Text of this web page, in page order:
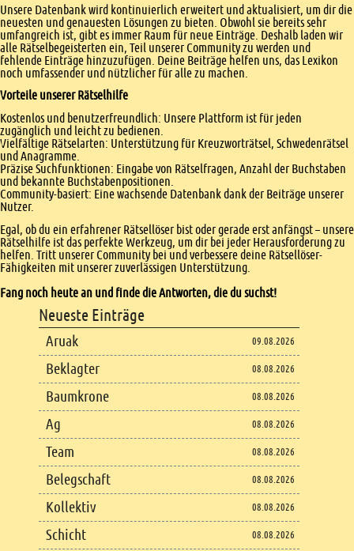
Unsere Datenbank wird kontinuierlich erweitert und aktualisiert, um dir die
neuesten und genauesten Lösungen zu bieten. Obwohl sie bereits sehr
umfangreich ist, gibt es immer Raum für neue Einträge. Deshalb laden wir
alle Rätselbegeisterten ein, Teil unserer Community zu werden und
fehlende Einträge hinzuzufügen. Deine Beiträge helfen uns, das Lexikon
noch umfassender und nützlicher für alle zu machen.
Vorteile unserer Rätselhilfe
Kostenlos und benutzerfreundlich: Unsere Plattform ist für jeden
zugänglich und leicht zu bedienen.
Vielfältige Rätselarten: Unterstützung für Kreuzworträtsel, Schwedenrätsel
und Anagramme.
Präzise Suchfunktionen: Eingabe von Rätselfragen, Anzahl der Buchstaben
und bekannte Buchstabenpositionen.
Community-basiert: Eine wachsende Datenbank dank der Beiträge unserer
Nutzer.
Egal, ob du ein erfahrener Rätsellöser bist oder gerade erst anfängst – unsere
Rätselhilfe ist das perfekte Werkzeug, um dir bei jeder Herausforderung zu
helfen. Tritt unserer Community bei und verbessere deine Rätsellöser-
Fähigkeiten mit unserer zuverlässigen Unterstützung.
Fang noch heute an und finde die Antworten, die du suchst!
Footer content
Neueste Einträge
Aruak 09.08.2026
Beklagter 08.08.2026
Baumkrone 08.08.2026
Ag 08.08.2026
Team 08.08.2026
Belegschaft 08.08.2026
Kollektiv 08.08.2026
Schicht 08.08.2026